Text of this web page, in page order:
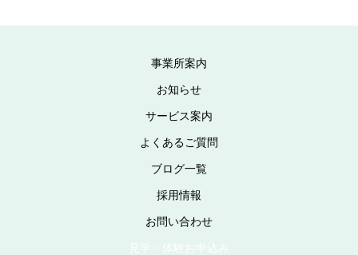
事業所案内
お知らせ
サービス案内
よくあるご質問
ブログ一覧
採用情報
お問い合わせ
見学・体験お申込み